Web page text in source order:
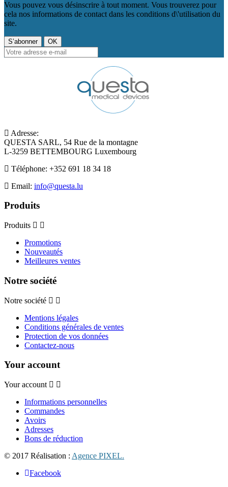
Vous pouvez vous désinscrire à tout moment. Vous trouverez pour
cela nos informations de contact dans les conditions d\'utilisation du
site.
Adresse:
QUESTA SARL, 54 Rue de la montagne
L-3259 BETTEMBOURG Luxembourg
Téléphone: +352 691 18 34 18
Email: info@questa.lu
Produits
Produits
Promotions
Nouveautés
Meilleures ventes
Notre société
Notre société
Mentions légales
Conditions générales de ventes
Protection de vos données
Contactez-nous
Your account
Your account
Informations personnelles
Commandes
Avoirs
Adresses
Bons de réduction
© 2017 Réalisation : Agence PIXEL.
Facebook